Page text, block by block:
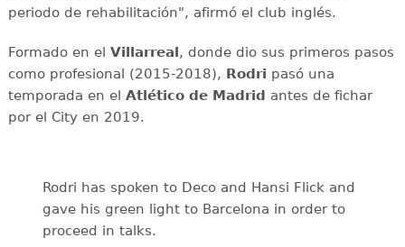
periodo de rehabilitación", afirmó el club inglés.
Formado en el Villarreal, donde dio sus primeros pasos
como profesional (2015-2018), Rodri pasó una
temporada en el Atlético de Madrid antes de fichar
por el City en 2019.
Rodri has spoken to Deco and Hansi Flick and
gave his green light to Barcelona in order to
proceed in talks.